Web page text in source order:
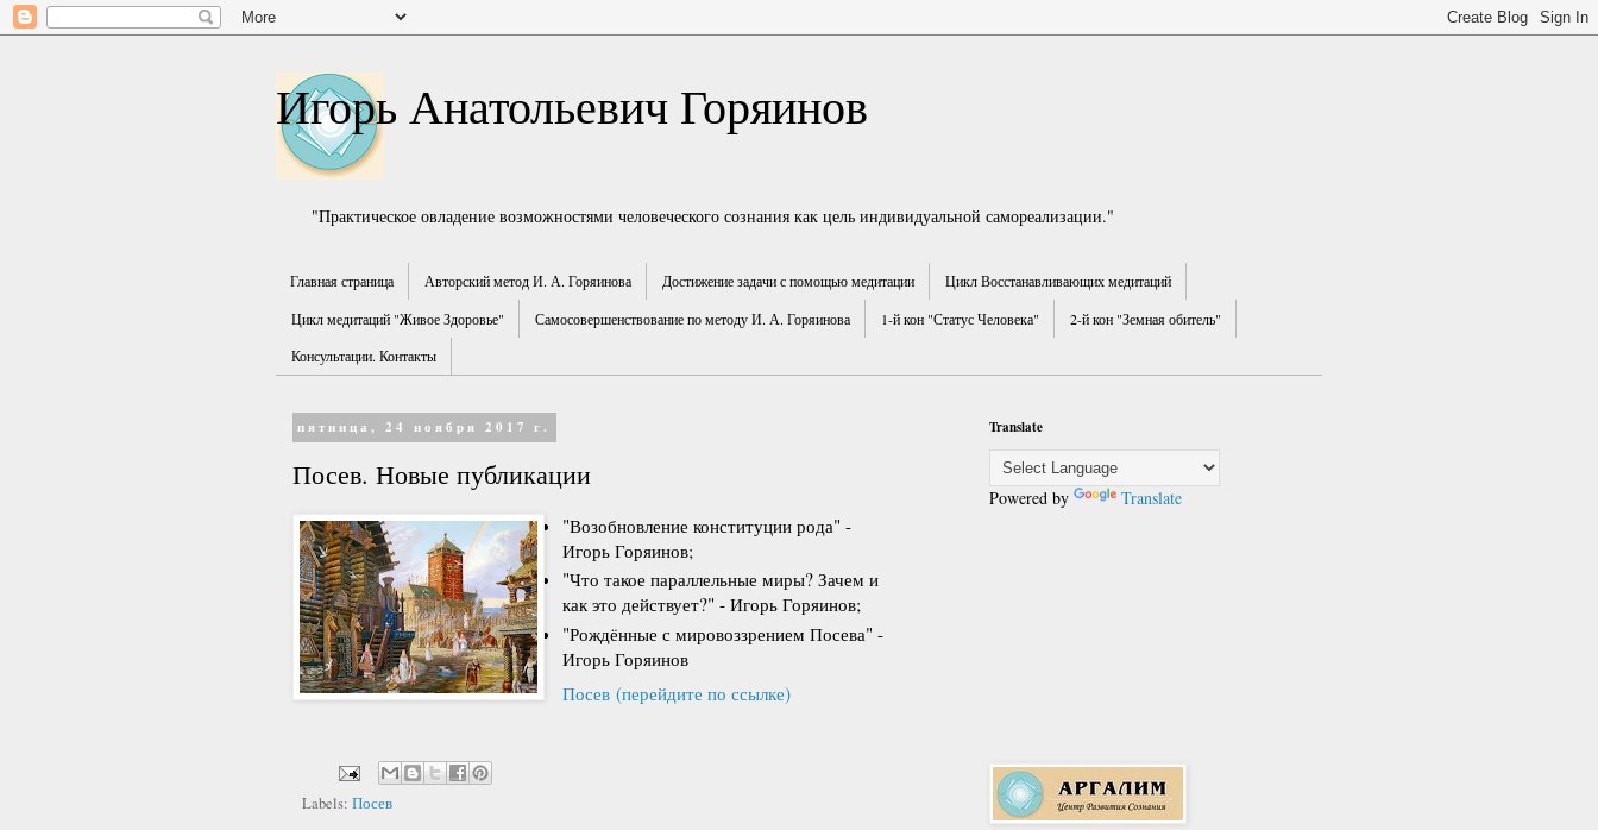
Игорь Анатольевич Горяинов
"Практическое овладение возможностями человеческого сознания как цель индивидуальной самореализации."
Главная страница Авторский метод И. А. Горяинова Достижение задачи с помощью медитации
Цикл Восстанавливающих медитаций
Цикл медитаций "Живое Здоровье"
Самосовершенствование по методу И. А. Горяинова 1-й кон "Статус Человека"
2-й кон "Земная обитель"
Консультации. Контакты
пятница, 24 ноября 2017 г.
Посев. Новые публикации
"Возобновление конституции рода" -
Игорь Горяинов;
"Что такое параллельные миры? Зачем и
как это действует?" - Игорь Горяинов;
"Рождённые с мировоззрением Посева" -
Игорь Горяинов
Посев (перейдите по ссылке)
Labels: Посев
Translate
Powered by Translate